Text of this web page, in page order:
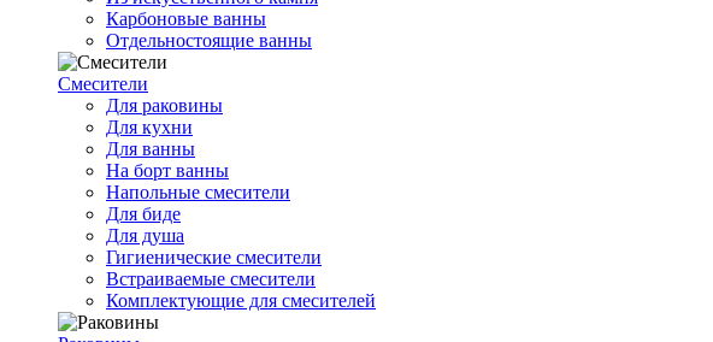
Карбоновые ванны
Отдельностоящие ванны
Смесители
Для раковины
Для кухни
Для ванны
На борт ванны
Напольные смесители
Для биде
Для душа
Гигиенические смесители
Встраиваемые смесители
Комплектующие для смесителей